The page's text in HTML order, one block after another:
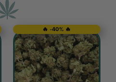
🔥 -40% 🔥